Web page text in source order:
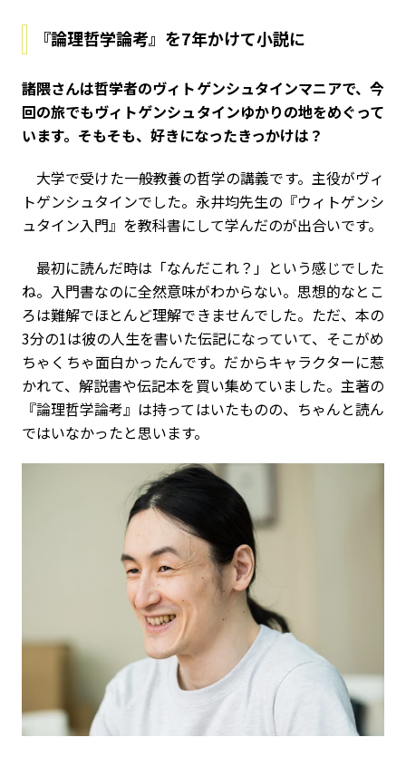
『論理哲学論考』を7年かけて小説に
――諸隈さんは哲学者のヴィトゲンシュタインマニアで、今
回の旅でもヴィトゲンシュタインゆかりの地をめぐって
います。そもそも、好きになったきっかけは？
大学で受けた一般教養の哲学の講義です。主役がヴィ
トゲンシュタインでした。永井均先生の『ウィトゲンシ
ュタイン入門』を教科書にして学んだのが出合いです。
最初に読んだ時は「なんだこれ？」という感じでした
ね。入門書なのに全然意味がわからない。思想的なとこ
ろは難解でほとんど理解できませんでした。ただ、本の
3分の1は彼の人生を書いた伝記になっていて、そこがめ
ちゃくちゃ面白かったんです。だからキャラクターに惹
かれて、解説書や伝記本を買い集めていました。主著の
『論理哲学論考』は持ってはいたものの、ちゃんと読ん
ではいなかったと思います。